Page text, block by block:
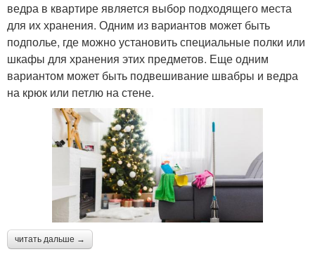
ведра в квартире является выбор подходящего места
для их хранения. Одним из вариантов может быть
подполье, где можно установить специальные полки или
шкафы для хранения этих предметов. Еще одним
вариантом может быть подвешивание швабры и ведра
на крюк или петлю на стене.
читать дальше →